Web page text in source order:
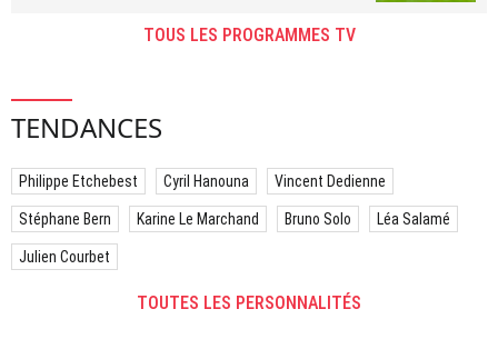
TOUS LES PROGRAMMES TV
TENDANCES
Philippe Etchebest Cyril Hanouna Vincent Dedienne
Stéphane Bern Karine Le Marchand Bruno Solo Léa Salamé
Julien Courbet
TOUTES LES PERSONNALITÉS